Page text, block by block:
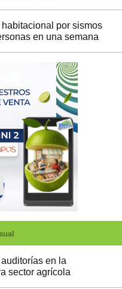
por sismos
en una semana
en la
sector agrícola